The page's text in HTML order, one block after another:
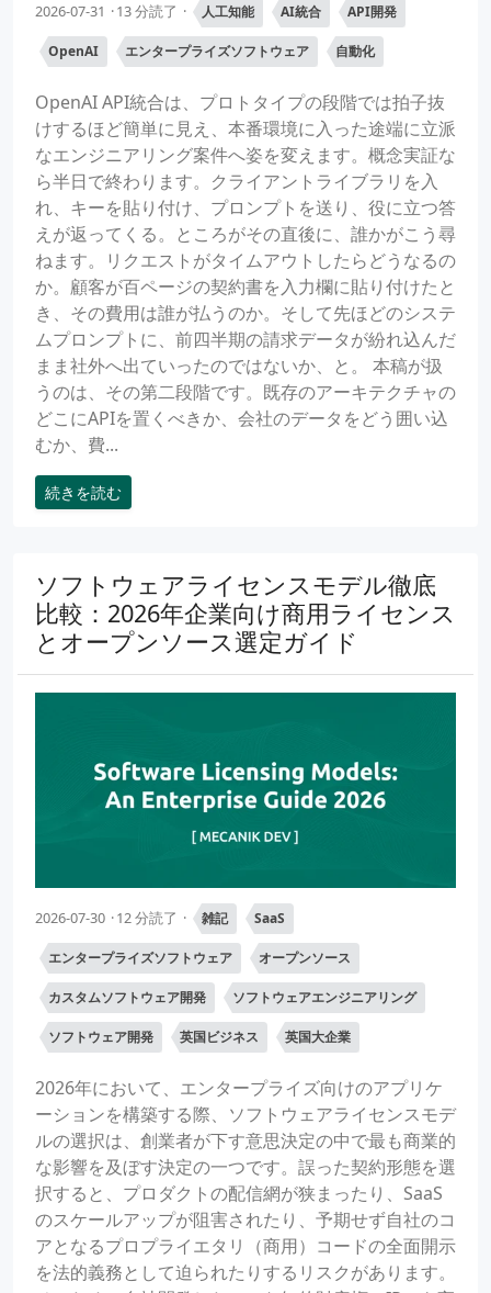
2026-07-31 13 分読了 人工知能 AI統合 API開発
OpenAI エンタープライズソフトウェア 自動化
OpenAI API統合は、プロトタイプの段階では拍子抜
けするほど簡単に見え、本番環境に入った途端に立派
なエンジニアリング案件へ姿を変えます。概念実証な
ら半日で終わります。クライアントライブラリを入
れ、キーを貼り付け、プロンプトを送り、役に立つ答
えが返ってくる。ところがその直後に、誰かがこう尋
ねます。リクエストがタイムアウトしたらどうなるの
か。顧客が百ページの契約書を入力欄に貼り付けたと
き、その費用は誰が払うのか。そして先ほどのシステ
ムプロンプトに、前四半期の請求データが紛れ込んだ
まま社外へ出ていったのではないか、と。 本稿が扱
うのは、その第二段階です。既存のアーキテクチャの
どこにAPIを置くべきか、会社のデータをどう囲い込
むか、費...
続きを読む
ソフトウェアライセンスモデル徹底
比較：2026年企業向け商用ライセンス
とオープンソース選定ガイド
2026-07-30 12 分読了 雑記 SaaS
エンタープライズソフトウェア オープンソース
カスタムソフトウェア開発 ソフトウェアエンジニアリング
ソフトウェア開発 英国ビジネス 英国大企業
2026年において、エンタープライズ向けのアプリケ
ーションを構築する際、ソフトウェアライセンスモデ
ルの選択は、創業者が下す意思決定の中で最も商業的
な影響を及ぼす決定の一つです。誤った契約形態を選
択すると、プロダクトの配信網が狭まったり、SaaS
のスケールアップが阻害されたり、予期せず自社のコ
アとなるプロプライエタリ（商用）コードの全面開示
を法的義務として迫られたりするリスクがあります。